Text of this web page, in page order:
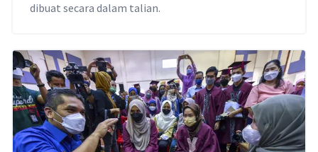
dibuat secara dalam talian.